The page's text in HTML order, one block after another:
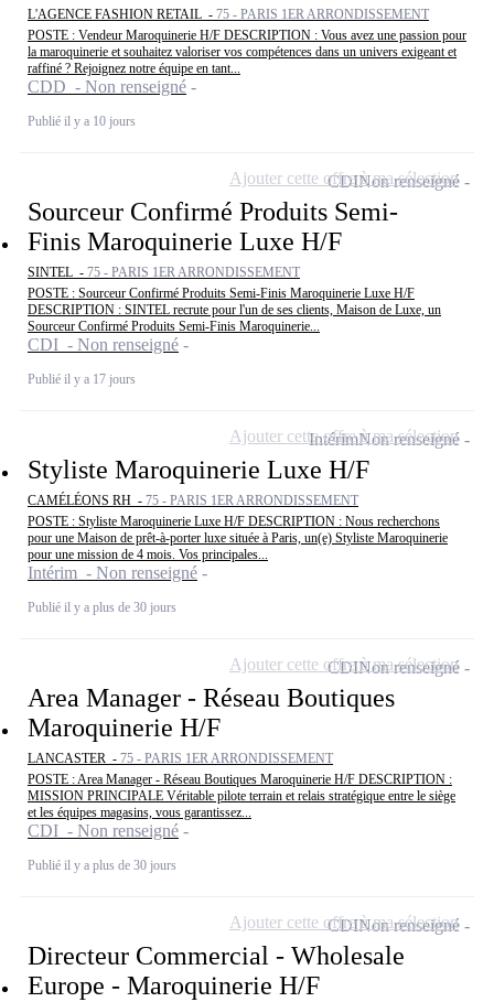
L'AGENCE FASHION RETAIL - 75 - PARIS 1ER ARRONDISSEMENT
POSTE : Vendeur Maroquinerie H/F DESCRIPTION : Vous avez une passion pour
la maroquinerie et souhaitez valoriser vos compétences dans un univers exigeant et
raffiné ? Rejoignez notre équipe en tant...
CDD - Non renseigné
Publié il y a 10 jours
Sourceur Confirmé Produits Semi-
Finis Maroquinerie Luxe H/F
SINTEL - 75 - PARIS 1ER ARRONDISSEMENT
POSTE : Sourceur Confirmé Produits Semi-Finis Maroquinerie Luxe H/F
DESCRIPTION : SINTEL recrute pour l'un de ses clients, Maison de Luxe, un
Sourceur Confirmé Produits Semi-Finis Maroquinerie...
CDI - Non renseigné
Publié il y a 17 jours
CDINon renseigné
Ajouter cette offre à ma sélection
Styliste Maroquinerie Luxe H/F
CAMÉLÉONS RH - 75 - PARIS 1ER ARRONDISSEMENT
POSTE : Styliste Maroquinerie Luxe H/F DESCRIPTION : Nous recherchons
pour une Maison de prêt-à-porter luxe située à Paris, un(e) Styliste Maroquinerie
pour une mission de 4 mois. Vos principales...
Intérim - Non renseigné
Publié il y a plus de 30 jours
IntérimNon renseigné
Ajouter cette offre à ma sélection
Area Manager - Réseau Boutiques
Maroquinerie H/F
LANCASTER - 75 - PARIS 1ER ARRONDISSEMENT
POSTE : Area Manager - Réseau Boutiques Maroquinerie H/F DESCRIPTION :
MISSION PRINCIPALE Véritable pilote terrain et relais stratégique entre le siège
et les équipes magasins, vous garantissez...
CDI - Non renseigné
Publié il y a plus de 30 jours
CDINon renseigné
Ajouter cette offre à ma sélection
Directeur Commercial - Wholesale
Europe - Maroquinerie H/F
CDINon renseigné
Ajouter cette offre à ma sélection